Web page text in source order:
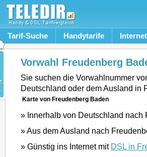
Tarif-Suche Handytarife
Vorwahl Freudenberg
Sie suchen die Vorwahlnummer
Deutschland oder dem Ausland in
Karte von Freudenberg Baden
» Innerhalb von Deutschland
» Aus dem Ausland nach
» Günstig ins Internet mit DSL in